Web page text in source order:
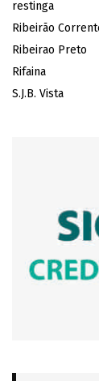
restinga
Ribeirão
Ribeirao Preto
Rifaina
S.J.B. Vista